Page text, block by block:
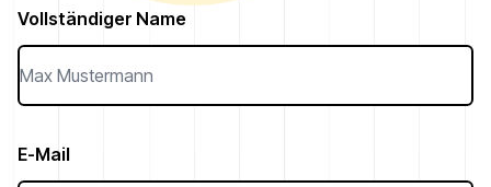
Vollständiger Name
E-Mail